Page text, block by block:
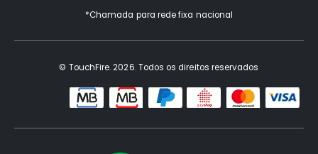
*Chamada para rede fixa nacional
© TouchFire. 2026. Todos os direitos reservados